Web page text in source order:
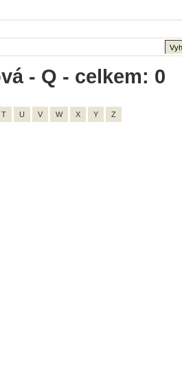
- Q - celkem: 0
T U V W X Y Z